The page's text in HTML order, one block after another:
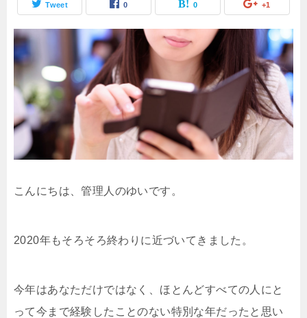
Tweet 0 0 +1
こんにちは、管理人のゆいです。
2020年もそろそろ終わりに近づいてきました。
今年はあなただけではなく、ほとんどすべての人にと
って今まで経験したことのない特別な年だったと思い